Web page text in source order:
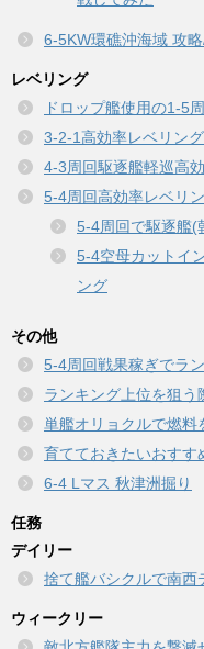
6-5KW環礁沖海域 攻
レベリング
ドロップ艦使用の1-5
3-2-1高効率レベリン
4-3周回駆逐艦軽巡高
5-4周回高効率レベリ
5-4周回で駆逐艦(
5-4空母カットイ
ング
その他
5-4周回戦果稼ぎでラ
ランキング上位を狙う
単艦オリョクルで燃料
育てておきたいおすす
6-4 Lマス 秋津洲掘り
任務
デイリー
捨て艦バシクルで南西
ウィークリー